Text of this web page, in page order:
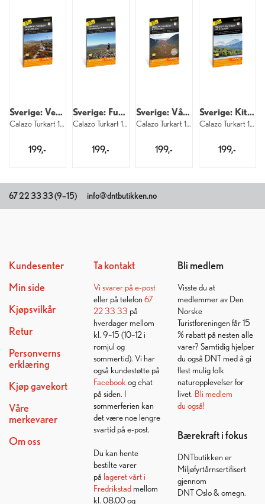
Sverige: Vemdalen Sonfjället Lofsdalen
Calazo Turkart 1:50 000
199,-
Sverige: Funäsdalen Ramundberget Messlin
Calazo Turkart 1:50 000
199,-
Sverige: Vålådalen Lunndörren Oviksfjäll
Calazo Turkart 1:50 000
199,-
Sverige: Kittelfjäll Marsfjällen Klimpfj
Calazo Turkart 1:50 000
199,-
67 22 33 33 (9–15) info@dntbutikken.no
Kundesenter
Min side
Kjøpsvilkår
Retur
Personverns
erklæring
Kjøp gavekort
Våre
merkevarer
Om oss
Ta kontakt
Vi svarer på e-post
eller på telefon 67
22 33 33 på
hverdager mellom
kl. 9–15 (10–12 i
romjul og
sommertid). Vi har
også kundestøtte på
Facebook og chat
på siden. I
sommerferien kan
det være noe lengre
svartid på e-post.
Du kan hente
bestilte varer
på lageret vårt i
Fredrikstadmellom
kl. 08.00 og
Bli medlem
Visste du at
medlemmer av Den
Norske
Turistforeningen får 15
% rabatt på nesten alle
varer? Samtidig hjelper
du også DNT med å gi
flest mulig folk
naturopplevelser for
livet. Bli medlem
du også!
Bærekraft i fokus
DNTbutikken er
Miljøfyrtårnsertifisert
gjennom
DNT Oslo & omegn.